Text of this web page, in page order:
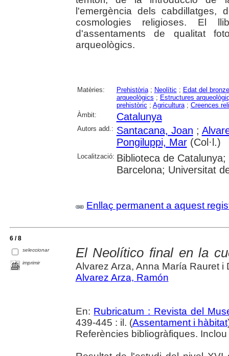
l'emergència dels
cosmologies religioses. El
d'assentaments de qualitat
arqueològics.
Matèries: Prehistòria; Neolític ; Edat del bronze
arqueològics ; Estructures
prehistòric ; Agricultura; Creences
Àmbit:
Catalunya
Autors add.: Santacana, Joan ;
Pongiluppi, Mar(Col·l.)
Localització: Biblioteca de
Barcelona; Universitat
Enllaç permanent a aquest
6 / 8
seleccionar
imprimir
El Neolítico final en la
Alvarez Arza, Anna María Rauret i
Alvarez Arza, Ramón
En: Rubricatum : Revista del
439-445 : il. (Assentament i hàbitat
Referències bibliogràfiques.